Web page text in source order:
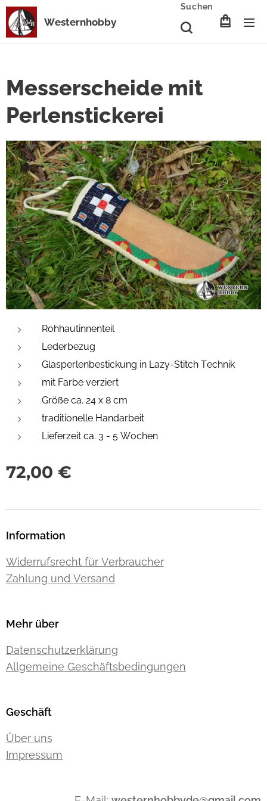
Westernhobby
Suchen
Messerscheide mit
Perlenstickerei
Rohhautinnenteil
Lederbezug
Glasperlenbestickung in Lazy-Stitch Technik
mit Farbe verziert
Größe ca. 24 x 8 cm
traditionelle Handarbeit
Lieferzeit ca. 3 - 5 Wochen
72,00 €
Information
Widerrufsrecht für Verbraucher
Zahlung und Versand
Mehr über
Datenschutzerklärung
Allgemeine Geschäftsbedingungen
Geschäft
Über uns
Impressum